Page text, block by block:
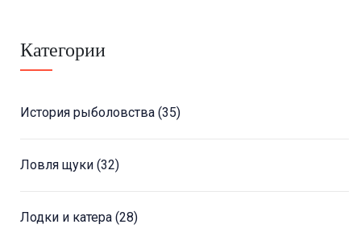
Категории
История рыболовства (35)
Ловля щуки (32)
Лодки и катера (28)